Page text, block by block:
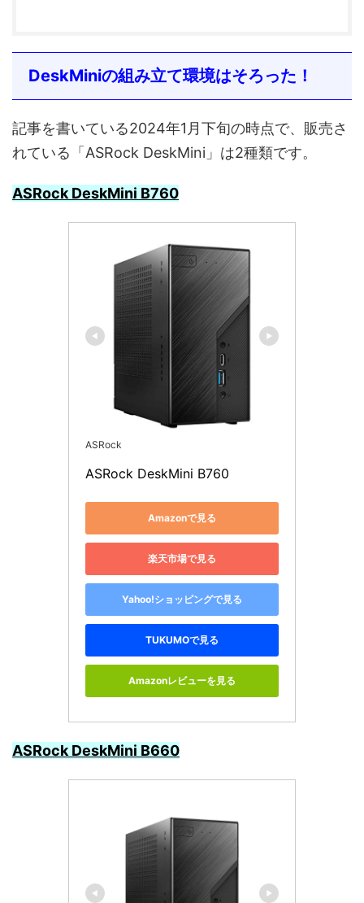
DeskMiniの組み立て環境はそろった！
記事を書いている2024年1月下旬の時点で、販売さ
れている「ASRock DeskMini」は2種類です。
ASRock DeskMini B760
ASRock
ASRock DeskMini B760
Amazonで見る
楽天市場で見る
Yahoo!ショッピングで見る
TUKUMOで見る
Amazonレビューを見る
ASRock DeskMini B660